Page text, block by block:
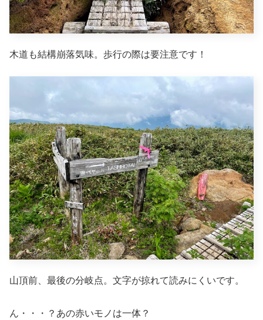
木道も結構崩落気味。歩行の際は要注意です！
山頂前、最後の分岐点。文字が掠れて読みにくいです。
ん・・・？あの赤いモノは一体？